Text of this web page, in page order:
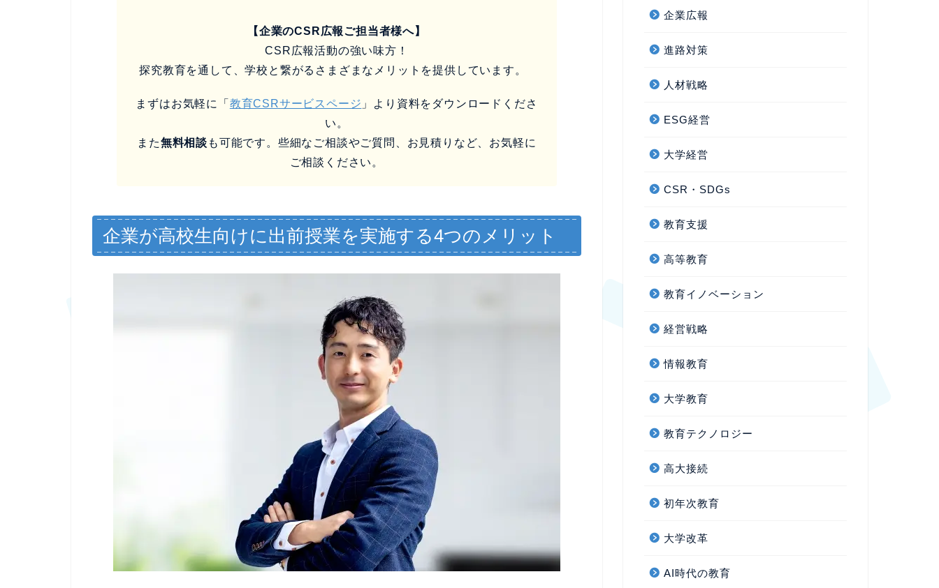
【企業のCSR広報ご担当者様へ】
CSR広報活動の強い味方！
探究教育を通して、学校と繋がるさまざまなメリットを提供しています。
まずはお気軽に「 教育CSRサービスページ 」より資料をダウンロードくださ
い。
また無料相談 も可能です。些細なご相談やご質問、お見積りなど、お気軽に
ご相談ください。
企業が高校生向けに出前授業を実施する4つのメリット
企業広報
進路対策
人材戦略
ESG経営
大学経営
CSR・SDGs
教育支援
高等教育
教育イノベーション
経営戦略
情報教育
大学教育
教育テクノロジー
高大接続
初年次教育
大学改革
AI時代の教育